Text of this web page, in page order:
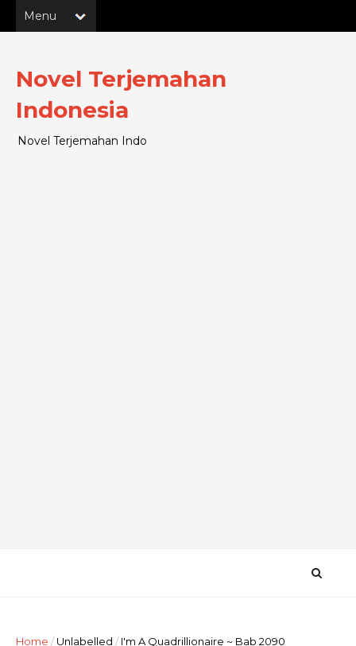
Novel Terjemahan
Indonesia
Novel Terjemahan Indo
Home /Unlabelled / I'm A Quadrillionaire ~ Bab 2090